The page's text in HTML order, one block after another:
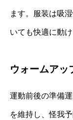
ます。服装は吸
いても快適に動
ウォームアッ
運動前後の準備
を維持し、怪我